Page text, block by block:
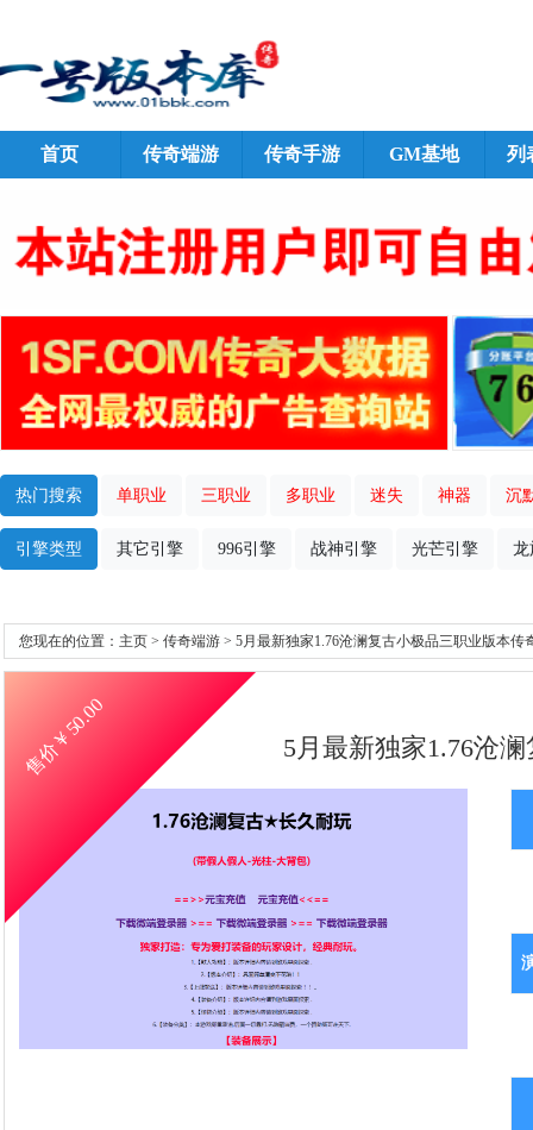
首页 传奇端游 传奇手游 GM基地 列
热门搜索 单职业 三职业 多职业 迷失 神器 沉
引擎类型 其它引擎 996引擎 战神引擎 光芒引擎 龙
您现在的位置： 主页 > 传奇端游 > 5月最新独家1.76沧澜复古小极品三职业版本
售价￥
50.00
5月最新独家1.76沧